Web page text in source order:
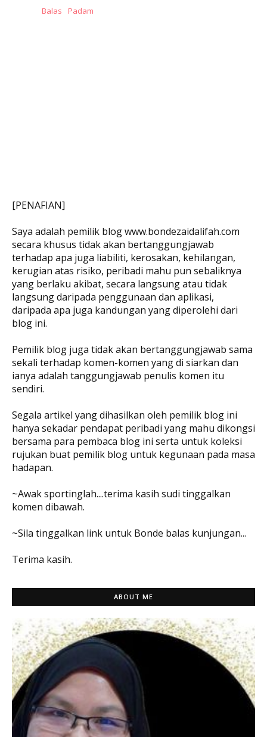
Balas
Padam
[PENAFIAN]
Saya adalah pemilik blog www.bondezaidalifah.com
secara khusus tidak akan bertanggungjawab
terhadap apa juga liabiliti, kerosakan, kehilangan,
kerugian atas risiko, peribadi mahu pun sebaliknya
yang berlaku akibat, secara langsung atau tidak
langsung daripada penggunaan dan aplikasi,
daripada apa juga kandungan yang diperolehi dari
blog ini.
Pemilik blog juga tidak akan bertanggungjawab sama
sekali terhadap komen-komen yang di siarkan dan
ianya adalah tanggungjawab penulis komen itu
sendiri.
Segala artikel yang dihasilkan oleh pemilik blog ini
hanya sekadar pendapat peribadi yang mahu dikongsi
bersama para pembaca blog ini serta untuk koleksi
rujukan buat pemilik blog untuk kegunaan pada masa
hadapan.
~Awak sportinglah....terima kasih sudi tinggalkan
komen dibawah.
~Sila tinggalkan link untuk Bonde balas kunjungan...
Terima kasih.
ABOUT ME